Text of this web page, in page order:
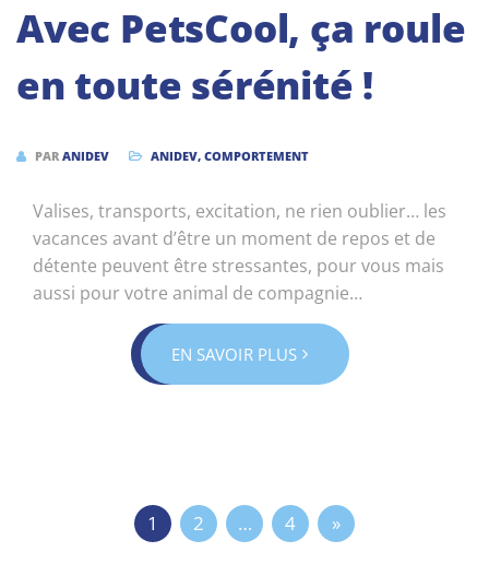
Avec PetsCool, ça roule
en toute sérénité !
PAR ANIDEV ANIDEV, COMPORTEMENT
Valises, transports, excitation, ne rien oublier… les
vacances avant d’être un moment de repos et de
détente peuvent être stressantes, pour vous mais
aussi pour votre animal de compagnie…
EN SAVOIR PLUS
1 2 … 4